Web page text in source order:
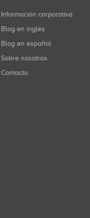
Información corporativa
Blog en inglés
Blog en español
Sobre nosotros
Contacto